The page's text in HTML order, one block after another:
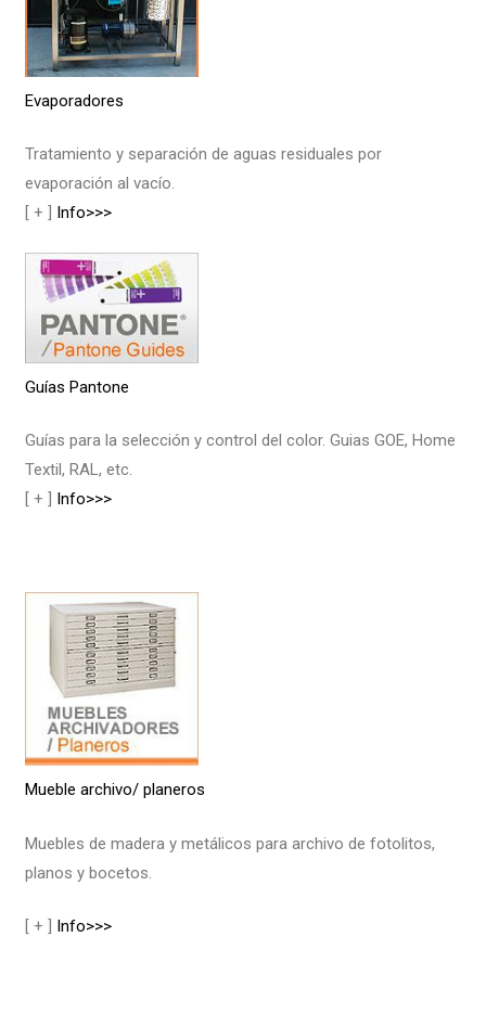
Evaporadores
Tratamiento y separación de aguas residuales por
evaporación al vacío.
[ + ] Info>>>
Guías Pantone
Guías para la selección y control del color. Guias GOE, Home
Textil, RAL, etc.
[ + ] Info>>>
Mueble archivo/ planeros
Muebles de madera y metálicos para archivo de fotolitos,
planos y bocetos.
[ + ] Info>>>